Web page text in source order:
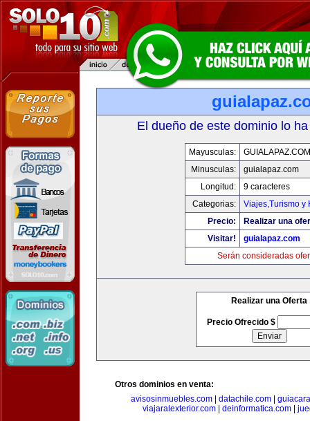
El dueño de este dominio lo
Mayusculas:
GUIALAPAZ.COM
Minusculas:
guialapaz.com
Longitud:
9 caracteres
Categorias:
Viajes,Turismo y
Precio:
Realizar una
Visitar!
guialapaz.com
Serán consideradas
Realizar una Oferta
Precio Ofrecido $
Otros dominios en venta:
avisosinmuebles.com
datachile.com
viajaralexterior.com| deinformatica.com|